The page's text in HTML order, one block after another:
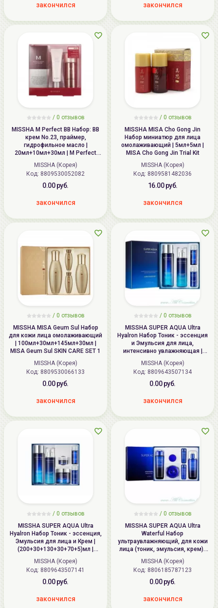
закончился закончился
/ 0 отзывов
MISSHA M Perfect BB Набор: BB
крем No.23, праймер,
гидрофильное масло |
20мл+10мл+30мл | M Perfect
Cover All-in-One Kit No.23
MISSHA (Корея)
Код: 8809530052082
0.00 руб.
закончился
/ 0 отзывов
MISSHA MISA Cho Gong Jin
Набор миниатюр для лица
омолаживающий | 5мл+5мл |
MISA Cho Gong Jin Trial Kit
MISSHA (Корея)
Код: 8809581482036
16.00 руб.
закончился
/ 0 отзывов
MISSHA MISA Geum Sul Набор
для кожи лица омолаживающий
| 100мл+30мл+145мл+30мл |
MISA Geum Sul SKIN CARE SET 1
MISSHA (Корея)
Код: 8809530066133
0.00 руб.
закончился
/ 0 отзывов
MISSHA SUPER AQUA Ultra
Hyalron Набор Тоник - эссенция
и Эмульсия для лица,
интенсивно увлажняющая |
(200+30+130+30)мл | SUPER
AQUA Ultra Hyalron Set 2 items
(Skin Essence (Essence in Toner)
+ Emulsion (Moisturizer) (I2316)
MISSHA (Корея)
Код: 8809643507134
0.00 руб.
закончился
/ 0 отзывов
MISSHA SUPER AQUA Ultra
Hyalron Набор Тоник - эссенция,
Эмульсия для лица и Крем |
(200+30+130+30+70+5)мл |
SUPER AQUA Ultra Hyalron Set 3
items
MISSHA (Корея)
Код: 8809643507141
0.00 руб.
закончился
/ 0 отзывов
MISSHA SUPER AQUA Ultra
Waterful Набор
ультраувлажняющий, для кожи
лица (тоник, эмульсия, крем) |
1*(150+130+80+30+30+10мл) |
SUPER AQUA Ultra Waterful
Special Gift Set II
MISSHA (Корея)
Код: 8806185787123
0.00 руб.
закончился